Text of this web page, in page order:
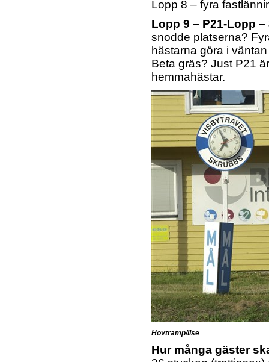
Lopp 8 – fyra
Lopp 9 – P21-Lopp
snodde platserna?
hästarna göra i
Beta gräs? Just P21
hemmahästar.
Hovtramp/Ilse
Hur många gäster